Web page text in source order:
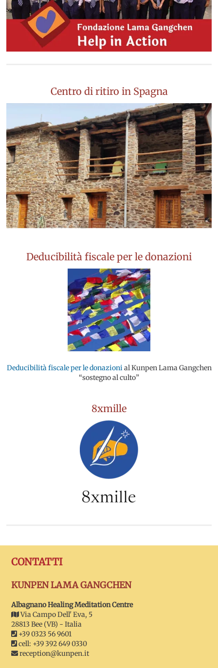
Centro di ritiro in Spagna
Deducibilità fiscale per le donazioni
Deducibilità fiscale per le donazionial Kunpen Lama Gangchen
“sostegno al culto”
8xmille
CONTATTI
KUNPEN LAMA GANGCHEN
Albagnano Healing Meditation Centre
Via Campo Dell' Eva, 5
28813 Bee (VB) - Italia
+39 0323 56 9601
cell: +39 392 649 0330
reception@kunpen.it